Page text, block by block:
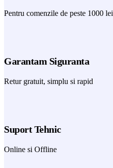
Pentru comenzile de peste 1000 lei
Garantam Siguranta
Retur gratuit, simplu si rapid
Suport Tehnic
Online si Offline